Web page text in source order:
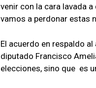
venir con la cara lavada
vamos a perdonar estas
El acuerdo en respaldo
diputado Francisco
elecciones, sino que es